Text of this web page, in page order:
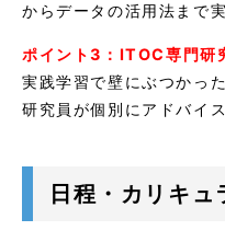
からデータの活用法まで
ポイント3：ITOC専門研
実践学習で壁にぶつかっ
研究員が個別にアドバイ
日程・カリキュ